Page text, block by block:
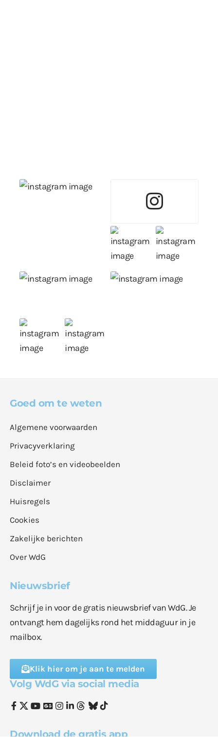
Goed om te weten
Algemene voorwaarden
Privacyverklaring
Beleid foto’s en videobeelden
Disclaimer
Huisregels
Cookies
Zakelijke berichten
Over WdG
Nieuwsbrief
Schrijf je in voor de gratis nieuwsbrief van WdG. Je
ontvangt hem dagelijks rond het middaguur in je
mailbox.
Klik hier om je aan te melden
Volg WdG via social media
Download de gratis app